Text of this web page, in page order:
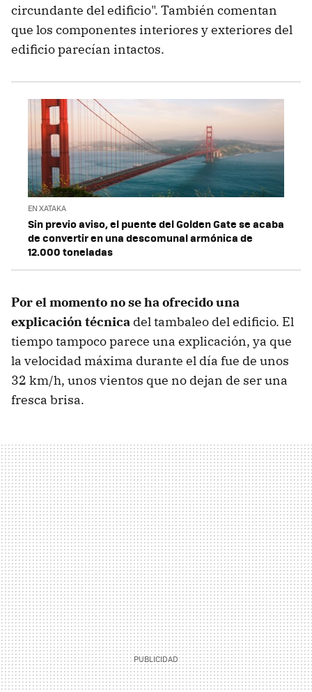
circundante del edificio". También comentan
que los componentes interiores y exteriores del
edificio parecían intactos.
EN XATAKA
Sin previo aviso, el puente del Golden Gate se acaba
de convertir en una descomunal armónica de
12.000 toneladas
Por el momento no se ha ofrecido una
explicación técnica del tambaleo del edificio. El
tiempo tampoco parece una explicación, ya que
la velocidad máxima durante el día fue de unos
32 km/h, unos vientos que no dejan de ser una
fresca brisa.